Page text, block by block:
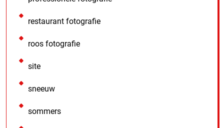
restaurant fotografie
roos fotografie
site
sneeuw
sommers